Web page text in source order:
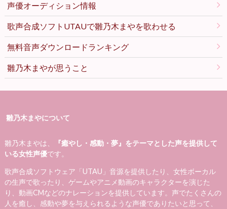
声優オーディション情報
歌声合成ソフトUTAUで雛乃木まやを歌わせる
無料音声ダウンロードランキング
雛乃木まやが思うこと
雛乃木まやについて
雛乃木まやは、
『癒やし・感動・夢』をテーマとした声を提供して
いる女性声優です。
歌声合成ソフトウェア「UTAU」音源を提供したり、女性ボーカル
の生声で歌ったり、ゲームやアニメ動画のキャラクターを演じた
り、動画CMなどのナレーションを提供しています。声でたくさんの
人を癒し、感動や夢を与えられるような声優でありたいと思って、